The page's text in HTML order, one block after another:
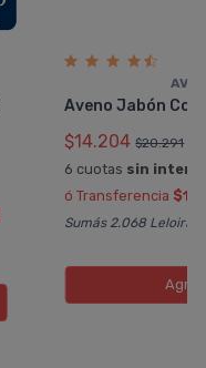
Aveno Jabón
$14.204 $20.291
6 cuotas sin
ó Transferencia
Sumás 2.068 Leloir$